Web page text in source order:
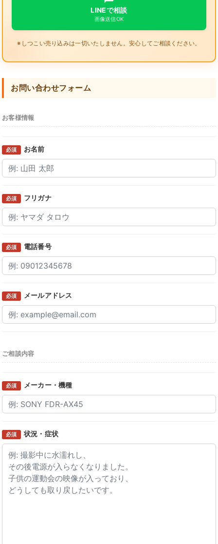
LINEで相談
画像送信OK
※しつこい売り込みは一切いたしません。安心してご相談ください。
お問い合わせフォーム
お客様情報
必須 お名前
必須 フリガナ
必須 電話番号
必須 メールアドレス
ご相談内容
必須 メーカー・機種
必須 状況・症状